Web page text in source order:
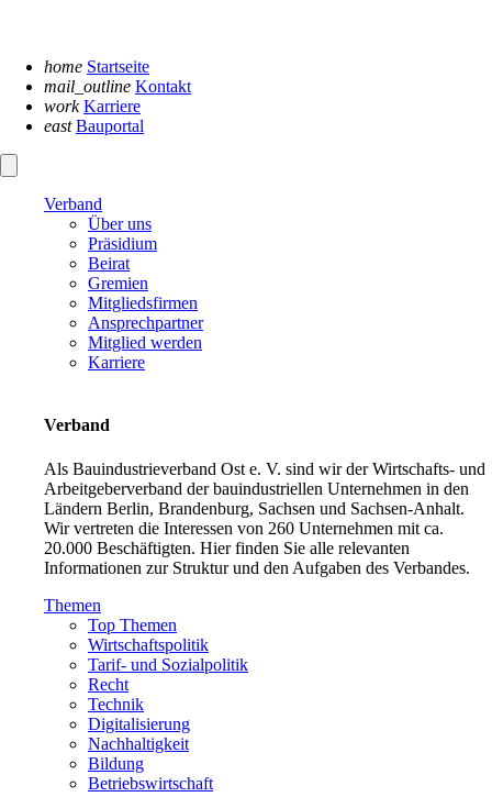
home Startseite
mail_outline Kontakt
work Karriere
east Bauportal
Verband
Über uns
Präsidium
Beirat
Gremien
Mitgliedsfirmen
Ansprechpartner
Mitglied werden
Karriere
Verband
Als Bauindustrieverband Ost e. V. sind wir der Wirtschafts- und
Arbeitgeberverband der bauindustriellen Unternehmen in den
Ländern Berlin, Brandenburg, Sachsen und Sachsen-Anhalt.
Wir vertreten die Interessen von 260 Unternehmen mit ca.
20.000 Beschäftigten. Hier finden Sie alle relevanten
Informationen zur Struktur und den Aufgaben des Verbandes.
Themen
Top Themen
Wirtschaftspolitik
Tarif- und Sozialpolitik
Recht
Technik
Digitalisierung
Nachhaltigkeit
Bildung
Betriebswirtschaft